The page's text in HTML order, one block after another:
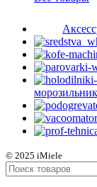
© 2025 iMiele